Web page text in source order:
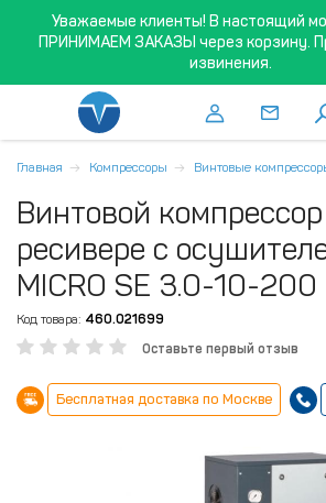
Уважаемые клиенты! В настоящий
ПРИНИМАЕМ ЗАКАЗЫ через корзину.
извинения.
Главная Компрессоры Винтовые
Винтовой
ресивере с
MICRO SE 3.0-10-200
Код товара: 460.021699
Оставьте первый отзыв
Бесплатная доставка по Москве